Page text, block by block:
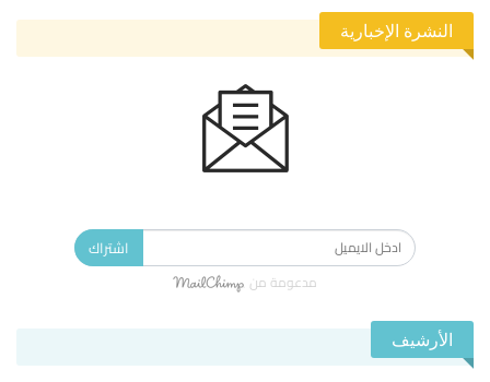
النشرة الإخبارية
اشتراك
مدعومة من
الأرشيف